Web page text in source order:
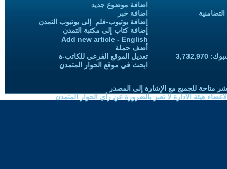
اضافة موضوع جديد
اضافة خبر
إضافة يوتيوب-فلم إلى يوتيوب التمدن
إضافة كتاب إلى مكتبة التمدن
Add new article - English
أضف حملة
تعديل الموقع الفرعي للكاتب-ة
ابحث في موقع الحوار المتمدن
متاحة للجميع مع الإشارة إلى المصدر
هيئة الادارة لا تعبر بالضرورة عن رأي الحوار المتمدن